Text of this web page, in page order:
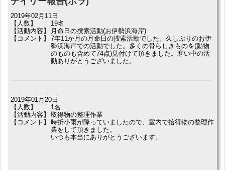
2019年02月11日
【人数】
19名
【活動内容】
月命日の捜索活動(お伊勢浜海岸)
【コメント】
7年11か月の月命日の捜索活動でした。久しぶりのお伊
勢浜海岸での活動でした。多くの骨らしきものを(動物
のものも含めて74点)見付けて頂きました。寒い中の活
動ありがとうございました。
2019年01月20日
【人数】
1名
【活動内容】
取得物の整理作業
【コメント】
時折小雨が降っていましたので、室内で拾得物の整理作
業をして頂きました。
いつも本当にありがとうございます。